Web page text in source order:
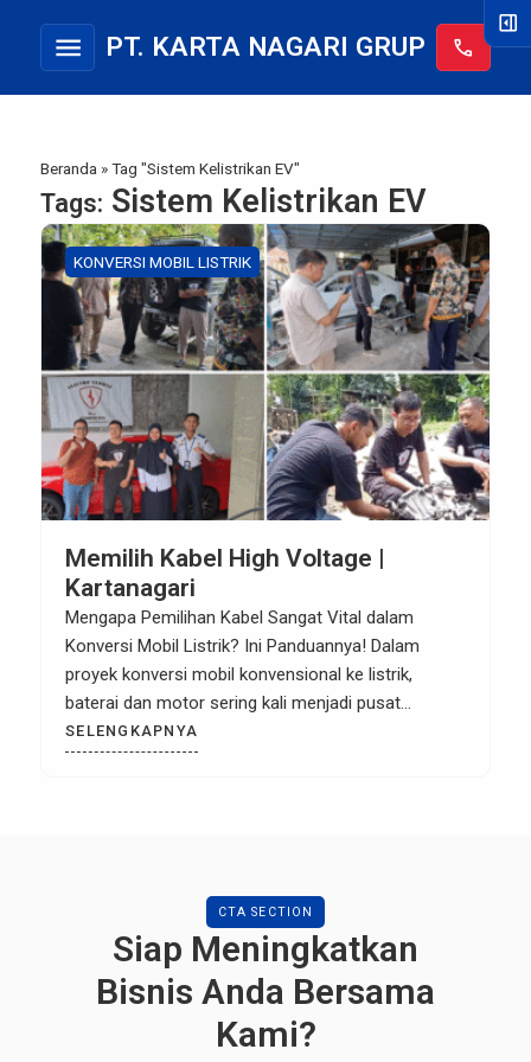
menu PT. KARTA NAGARI GRUP call
Beranda »Tag "Sistem Kelistrikan EV"
Tags: Sistem Kelistrikan EV
KONVERSI MOBIL LISTRIK
Memilih Kabel High Voltage |
Kartanagari
Mengapa Pemilihan Kabel Sangat Vital dalam
Konversi Mobil Listrik? Ini Panduannya! Dalam
proyek konversi mobil konvensional ke listrik,
baterai dan motor sering kali menjadi pusat
perhatian. Namun, ada pahlawan tak berwajah yang
menentukan apakah sistem tersebut akan bekerja
SELENGKAPNYA
right_panel_open
CTA SECTION
Siap Meningkatkan
Bisnis Anda Bersama
Kami?